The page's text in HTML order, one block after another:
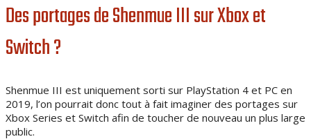
Des portages de Shenmue III sur Xbox et
Switch ?
Shenmue III est uniquement sorti sur PlayStation 4 et PC en
2019, l’on pourrait donc tout à fait imaginer des portages sur
Xbox Series et Switch afin de toucher de nouveau un plus large
public.